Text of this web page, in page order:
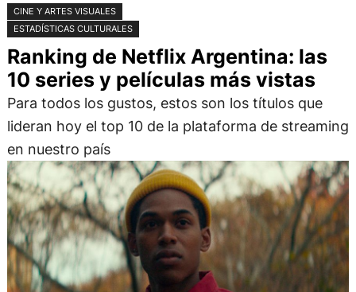
CINE Y ARTES VISUALES
ESTADÍSTICAS CULTURALES
Ranking de Netflix Argentina: las
10 series y películas más vistas
Para todos los gustos, estos son los títulos que
lideran hoy el top 10 de la plataforma de streaming
en nuestro país